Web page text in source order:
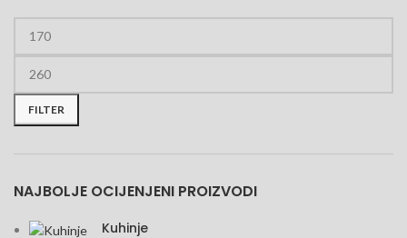
FILTER
NAJBOLJE OCIJENJENI PROIZVODI
Kuhinje